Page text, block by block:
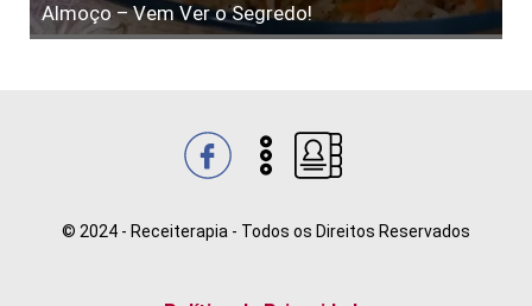
Almoço – Vem Ver o Segredo!
© 2024 - Receiterapia - Todos os Direitos Reservados